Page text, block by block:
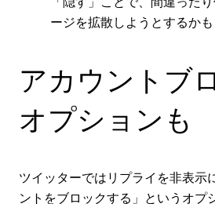
ージを拡散しようとするか
アカウントブ
オプションも
ツイッターではリプライを非表示
ントをブロックする」というオプ